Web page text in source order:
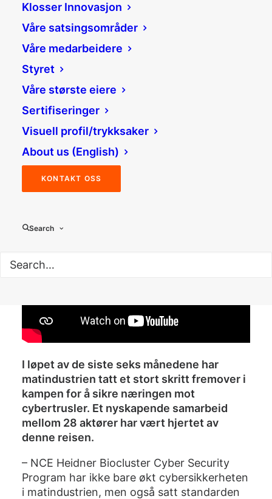
Klosser Innovasjon
Våre satsingsområder
Våre medarbeidere
Styret
Våre største eiere
Sertifiseringer
Visuell profil/trykksaker
About us (English)
KONTAKT OSS
Search
I løpet av de siste seks månedene har
matindustrien tatt et stort skritt fremover i
kampen for å sikre næringen mot
cybertrusler. Et nyskapende samarbeid
mellom 28 aktører har vært hjertet av
denne reisen.
– NCE Heidner Biocluster Cyber Security
Program har ikke bare økt cybersikkerheten
i matindustrien, men også satt standarden